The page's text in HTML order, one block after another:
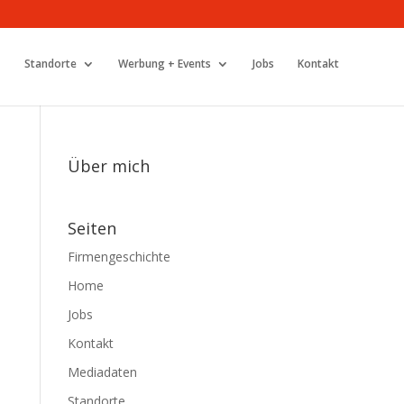
Standorte Werbung + Events Jobs Kontakt
Über mich
Seiten
Firmengeschichte
Home
Jobs
Kontakt
Mediadaten